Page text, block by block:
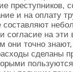
преступников,
и на оплату
составляют
согласие на эти
они точно
сделаны